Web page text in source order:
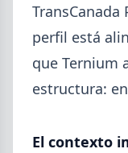
2026
Agosto (4)
Julio (9)
TransCanada
perfil está
que Ternium
estructura:
El contexto